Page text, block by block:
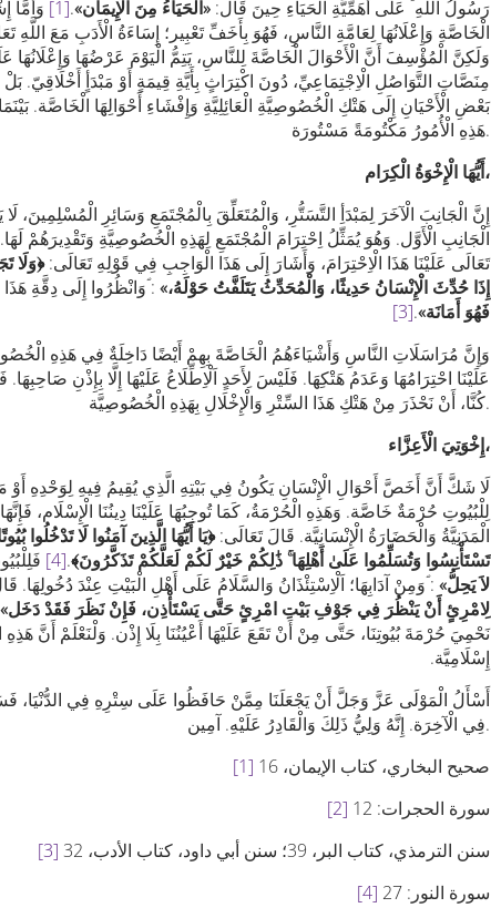
رَسُولُ ‏اللَّهِ ؐ عَلَى أَهَمِّيَّةِ الْحَيَاءِ حِينَ قَال: «اَلْحَيَاءُ مِنَ الْإِيمَان».
[1]
وَأَمَّا
الْخَاصَّةِ وَإِعْلَانُهَا لِعَامَّةِ النَّاسِ، فَهُوَ بِأَخَفِّ تَعْبِير؛ ‏إِسَاءَةُ الْأَدَبِ مَعَ اللَّهِ
وَلَكِنَّ الْمُؤْسِفَ أَنَّ الْأَحْوَالَ ‏الْخَاصَّةَ لِلنَّاسِ، يَتِمُّ الْيَوْمَ عَرْضُهَا وَإِعْلَانُهَا
مِنَصَّاتِ التَّوَاصُلِ الْاِجْتِمَاعِيِّ، دُونَ اكْتِرَاثٍ بِأَيَّةِ قِيمَةٍ أَوْ مَبْدَأٍ ‏أَخْلَاقِيّ.
‏بَعْضِ الْأَحْيَانِ إِلَى هَتْكِ الْخُصُوصِيَّةِ الْعَائِلِيَّةِ وَإِفْشَاءِ أَحْوَالِهَا الْخَاصَّة.
‏هَذِهِ الْأُمُورُ مَكْتُومَةً مَسْتُورَة.
أَيُّهَا الْإِخْوَةُ الْكِرَام،
إِنَّ الْجَانِبَ الْآخَرَ لِمَبْدَأِ التَّسَتُّرِ، وَالْمُتَعَلِّقَ بِالْمُجْتَمَعِ وَسَائِرِ الْمُسْلِمِينَ،
الْجَانِبِ الْأَوَّل. وَهُوَ يُمَثِّلُ اِحْتِرَامَ الْمُجْتَمَعِ ‏لِهَذِهِ الْخُصُوصِيَّةِ وَتَقْدِيرَهُمْ
تَعَالَى عَلَيْنَا هَذَا ‏الْاِحْتِرَامَ، وَأَشَارَ إِلَى هَذَا الْوَاجِبِ فِي قَوْلِهِ تَعَالَى‏:﴿وَلَا
وَانْظُرُوا إِلَى دِقَّةِ هَذَا الْمَعْنَى فِي قَوْلِهِ ؐ: «إِذَا حُدِّثَ الْإِنْسَانُ حَدِيثًا، وَالْمُحَدِّثُ يَتَلَفَّتُ حَوْلَهُ،
فَهُوَ أَمَانَة».
[3]
وَإِنَّ مُرَاسَلَاتِ النَّاسِ وَأَشْيَاءَهُمُ الْخَاصَّةَ بِهِمْ أَيْضًا دَاخِلَةٌ فِي هَذِهِ
عَلَيْنَا احْتِرَامُهَا وَعَدَمُ هَتْكِهَا. فَلَيْسَ لِأَحَدٍ اَلْاِطِّلَاعُ ‏عَلَيْهَا إِلَّا بِإِذْنِ صَاحِبِهَا.
كُنَّا، أَنْ نَحْذَرَ مِنْ هَتْكِ هَذَا السِّتْرِ ‏وَالْإِخْلَالِ بِهَذِهِ الْخُصُوصِيَّة.
إِخْوَتِيَ الْأَعِزَّاء،
‏لَا شَكَّ أَنَّ أَخَصَّ أَحْوَالِ الْإِنْسَانِ يَكُونُ فِي بَيْتِهِ الَّذِي يُقِيمُ فِيهِ لِوَحْدِهِ أَوْ
لِلْبُيُوتِ حُرْمَةٌ خَاصَّة. وَهَذِهِ الْحُرْمَةُ، كَمَا تُوجِبُهَا ‏عَلَيْنَا دِينُنَا الْإِسْلَام،
الْمَدَنِيَّةُ وَالْحَضَارَةُ الْإِنْسَانِيَّة. ‏قَالَ تَعَالَى‏:﴿يَا أَيُّهَا الَّذِينَ آمَنُوا لَا تَدْخُلُوا
تَسْتَأْنِسُوا وَتُسَلِّمُوا عَلَىٰ أَهْلِهَا ۚذَٰلِكُمْ خَيْرٌ لَكُمْ لَعَلَّكُمْ تَذَكَّرُونَ﴾.
[4]
وَمِنْ آدَابِهَا؛ اَلْاِسْتِئْذَانُ وَالسَّلَامُ عَلَى أَهْلِ ‏الْبَيْتِ عِنْدَ دُخُولِهَا. قَالَ رَسُولُ اللَّهِ ؐ: «لاَ يَحِلُّ
لِامْرِئٍ أَنْ يَنْظُرَ فِي جَوْفِ بَيْتِ امْرِئٍ حَتَّى يَسْتَأْذِن، فَإِنْ ‏نَظَرَ فَقَدْ دَخَل»
نَحْمِيَ حُرْمَةَ بُيُوتِنَا، حَتَّى مِنْ أَنْ تَقَعَ عَلَيْهَا أَعْيُنُنَا بِلَا إِذْن. ‏وَلْنَعْلَمْ أَنَّ هَذِهِ
إِسْلَامِيَّة. ‏
أَسْأَلُ الْمَوْلَى عَزَّ وَجَلَّ أَنْ يَجْعَلَنَا مِمَّنْ حَافَظُوا عَلَى سِتْرِهِ فِي الدُّنْيَا،
فِي الْآخِرَة. إِنَّهُ وَلِيُّ ذَلِكَ وَالْقَادِرُ عَلَيْهِ. آمِين.
[1]
صحيح البخاري، كتاب الإيمان، 16
[2]
سورة الحجرات: 12
[3]
سنن الترمذي، كتاب البر، 39؛ سنن أبي داود، كتاب الأدب، 32
[4]
سورة النور: 27